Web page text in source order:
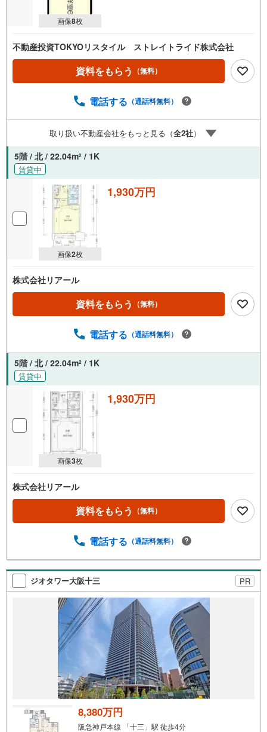
画像8枚
不動産投資TOKYOリスタイル ストレイトライド株式会社
資料をもらう （無料）
電話する （通話料無料）
取り扱い不動産会社をもっと見る（全2社）
5階 / 北 / 22.04m2 / 1K
賃貸中
画像2枚
1,930万円
株式会社リアール
資料をもらう （無料）
電話する （通話料無料）
5階 / 北 / 22.04m2 / 1K
賃貸中
画像3枚
1,930万円
株式会社リアール
資料をもらう （無料）
電話する （通話料無料）
ジオタワー大阪十三 PR
8,380万円
阪急神戸本線 「十三」駅 徒歩4分